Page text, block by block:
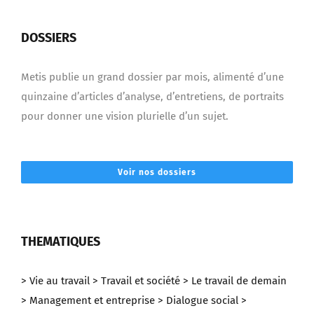
DOSSIERS
Metis publie un grand dossier par mois, alimenté d’une
quinzaine d’articles d’analyse, d’entretiens, de portraits
pour donner une vision plurielle d’un sujet.
Voir nos dossiers
THEMATIQUES
> Vie au travail > Travail et société > Le travail de demain
> Management et entreprise > Dialogue social >